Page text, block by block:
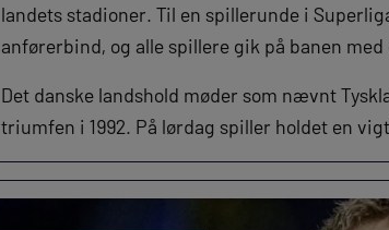
landets stadioner. Til en spillerunde i
anførerbind, og alle spillere gik på banen
Det danske landshold møder som nævnt
triumfen i 1992. På lørdag spiller holdet en